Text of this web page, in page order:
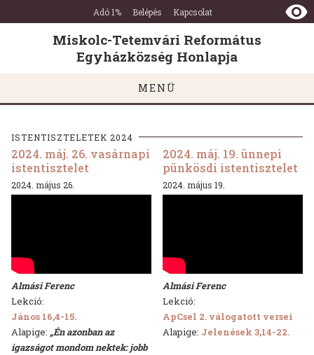
Miskolc-
Tetemvári
Református
Egyházközség
Honlapja
Ugrás a tartalomra
Ugrás a láblécre
Adó 1% Belépés Kapcsolat
Miskolc-Tetemvári Református
Egyházközség Honlapja
MENÜ
ISTENTISZTELETEK 2024
2024. máj. 26. vasárnapi
istentisztelet
2024. május 26.
Almási Ferenc
Lekció:
János 16,4-15.
Alapige: „Én azonban az
igazságot mondom nektek: jobb
2024. máj. 19. ünnepi
pünkösdi istentisztelet
2024. május 19.
Almási Ferenc
Lekció:
ApCsel 2. válogatott versei
Alapige: Jelenések 3,14-22.